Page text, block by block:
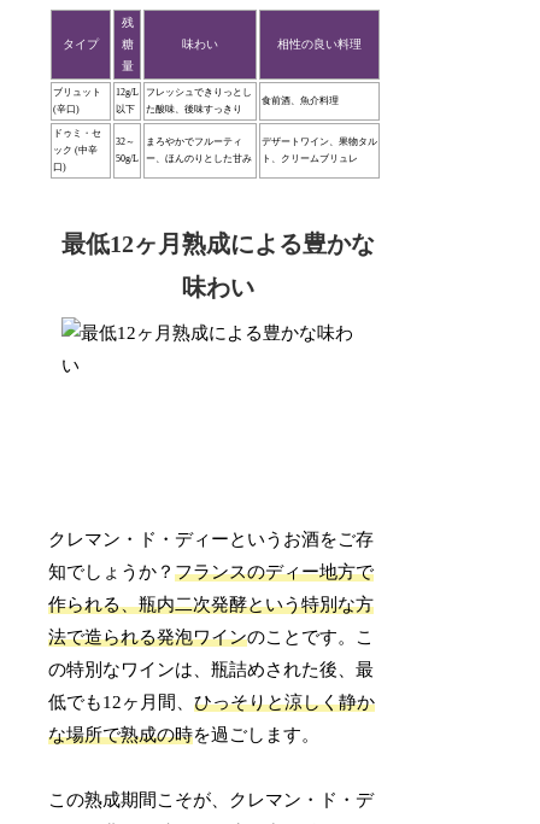
タイプ
残
糖
量
味わい 相性の良い料理
ブリュット
(辛口)
12g/L
以下
フレッシュできりっとし
た酸味、後味すっきり
食前酒、魚介料理
ドゥミ・セ
ック (中辛
口)
32～
50g/L
まろやかでフルーティ
ー、ほんのりとした甘み
デザートワイン、果物タル
ト、クリームブリュレ
最低12ヶ月熟成による豊かな
味わい
クレマン・ド・ディーというお酒をご存
知でしょうか？フランスのディー地方で
作られる、瓶内二次発酵という特別な方
法で造られる発泡ワインのことです。こ
の特別なワインは、瓶詰めされた後、最
低でも12ヶ月間、ひっそりと涼しく静か
な場所で熟成の時を過ごします。
この熟成期間こそが、クレマン・ド・デ